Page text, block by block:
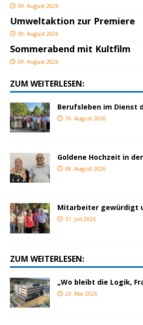
09. August 2026
Umweltaktion zur Premiere
09. August 2026
Sommerabend mit Kultfilm
09. August 2026
ZUM WEITERLESEN:
Berufsleben im Dienst
10. August 2026
Goldene Hochzeit in
08. August 2026
Mitarbeiter gewürdigt
31. Juli 2026
ZUM WEITERLESEN:
„Wo bleibt die Logik,
23. Mai 2026